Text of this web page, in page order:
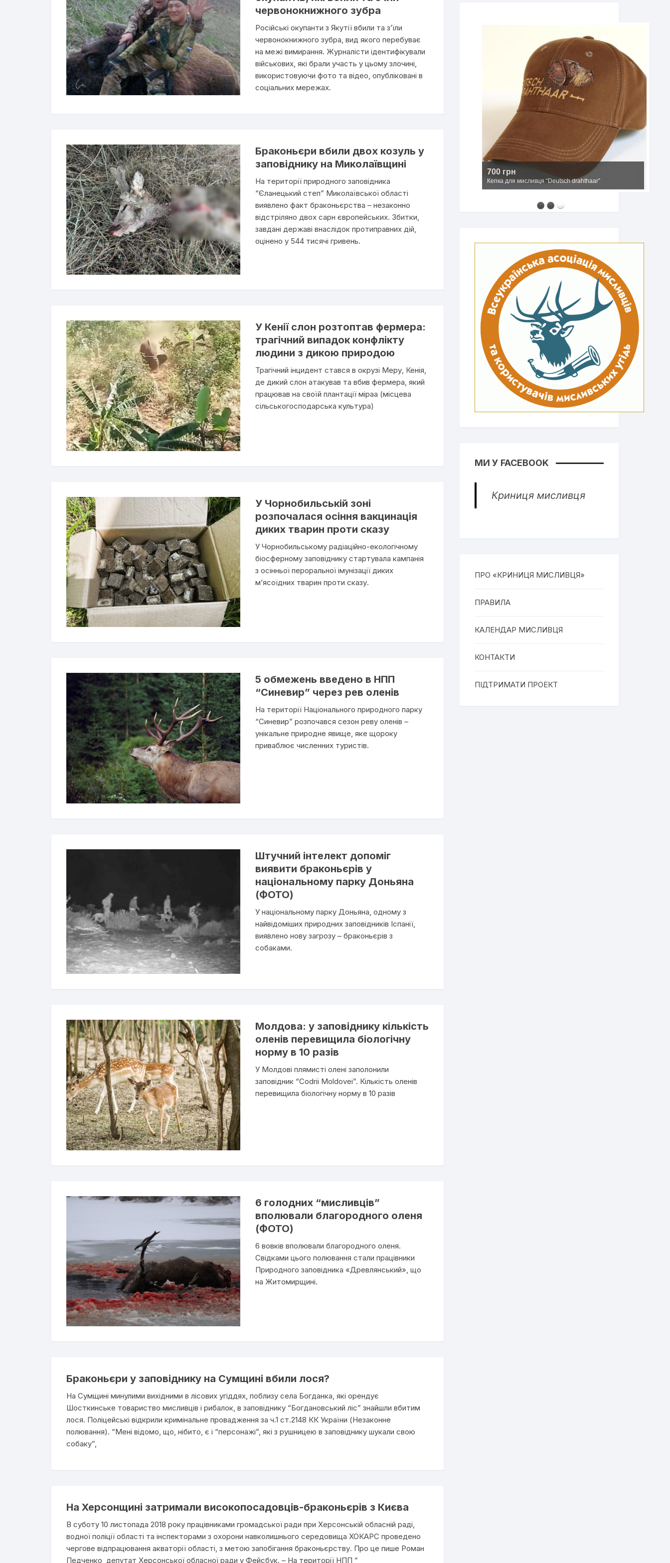
червонокнижного зубра
Російські окупанти з Якутії вбили та з’їли
червонокнижного зубра, вид якого перебуває
на межі вимирання. Журналісти ідентифікували
військових, які брали участь у цьому злочині,
використовуючи фото та відео, опубліковані в
соціальних мережах.
Браконьєри вбили двох козуль у
заповіднику на Миколаївщині
На території природного заповідника
“Єланецький степ” Миколаївської області
виявлено факт браконьєрства – незаконно
відстріляно двох сарн європейських. Збитки,
завдані державі внаслідок протиправних дій,
оцінено у 544 тисячі гривень.
У Кенії слон розтоптав фермера:
трагічний випадок конфлікту
людини з дикою природою
Трагічний інцидент стався в окрузі Меру, Кенія,
де дикий слон атакував та вбив фермера, який
працював на своїй плантації мірaa (місцева
сільськогосподарська культура)
У Чорнобильській зоні
розпочалася осіння вакцинація
диких тварин проти сказу
У Чорнобильському радіаційно-екологічному
біосферному заповіднику стартувала кампанія
з осінньої пероральної імунізації диких
м’ясоїдних тварин проти сказу.
5 обмежень введено в НПП
“Синевир” через рев оленів
На території Національного природного парку
“Синевир” розпочався сезон реву оленів –
унікальне природне явище, яке щороку
приваблює численних туристів.
Штучний інтелект допоміг
виявити браконьєрів у
національному парку Доньяна
(ФОТО)
У національному парку Доньяна, одному з
найвідоміших природних заповідників Іспанії,
виявлено нову загрозу – браконьєрів з
собаками.
Молдова: у заповіднику кількість
оленів перевищила біологічну
норму в 10 разів
У Молдові плямисті олені заполонили
заповідник “Codrii Moldovei”. Кількість оленів
перевищила біологічну норму в 10 разів
6 голодних “мисливців”
вполювали благородного оленя
(ФОТО)
6 вовків вполювали благородного оленя.
Свідками цього полювання стали працівники
Природного заповідника «Древлянський», що
на Житомирщині.
Браконьєри у заповіднику на Сумщині вбили лося?
На Сумщині минулими вихідними в лісових угіддях, поблизу села Богданка, які орендує
Шосткинське товариство мисливців і рибалок, в заповіднику “Богдановський ліс” знайшли вбитим
лося. Поліцейські відкрили кримінальне провадження за ч.1 ст.2148 КК України (Незаконне
полювання). “Мені відомо, що, нібито, є і “персонажі”, які з рушницею в заповіднику шукали свою
собаку”,
На Херсонщині затримали високопосадовців-браконьєрів з Києва
В суботу 10 листопада 2018 року працівниками громадської ради при Херсонській обласній раді,
водної поліції області та інспекторами з охорони навколишнього середовища ХОКАРС проведено
чергове відпрацювання акваторії області, з метою запобігання браконьєрству. Про це пише Роман
Педченко депутат Херсонської обласної ради у Фейсбук. – На території НПП ”
2500 грн
Мисливський капелюх з широкими полями
МИ У FACEBOOK
Криниця мисливця
ПРО «КРИНИЦЯ МИСЛИВЦЯ»
ПРАВИЛА
КАЛЕНДАР МИСЛИВЦЯ
КОНТАКТИ
ПІДТРИМАТИ ПРОЕКТ